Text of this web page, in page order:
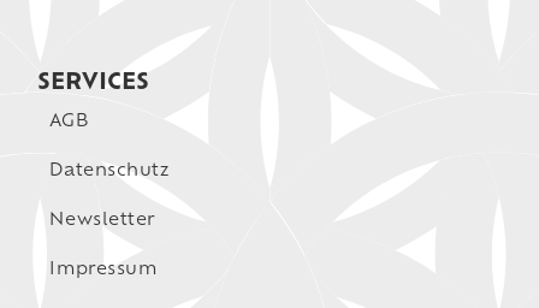
SERVICES
AGB
Datenschutz
Newsletter
Impressum